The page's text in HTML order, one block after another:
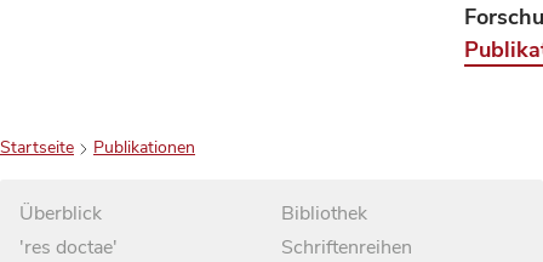
Startseite Publikationen
Überblick
'res doctae'
Bibliothek
Schriftenreihen